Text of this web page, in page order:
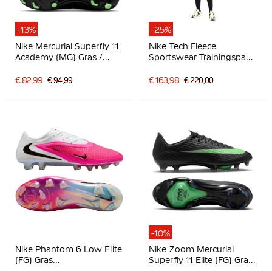
-13%
Nike Mercurial Superfly 11
Academy (MG) Gras /
Voetbalschoenen Zwart
€ 82,99 € 94,99
-25%
Nike Tech Fleece
Sportswear Trainingspak
€ 163,98 € 220,00
Nike Phantom 6 Low Elite
(FG) Gras
-10%
Nike Zoom Mercurial
Superfly 11 Elite (FG) Gras